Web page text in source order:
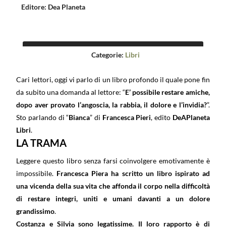
Editore: Dea Planeta
Categorie: Libri
Cari lettori, oggi vi parlo di un libro profondo il quale pone fin
da subito una domanda al lettore: “E’ possibile restare amiche,
dopo aver provato l’angoscia, la rabbia, il dolore e l’invidia?”.
Sto parlando di “Bianca” di Francesca Pieri, edito DeAPlaneta
Libri.
LA TRAMA
Leggere questo libro senza farsi coinvolgere emotivamente è
impossibile. Francesca Piera ha scritto un libro ispirato ad
una vicenda della sua vita che affonda il corpo nella difficoltà
di restare integri, uniti e umani davanti a un dolore
grandissimo.
Costanza e Silvia sono legatissime. Il loro rapporto è di